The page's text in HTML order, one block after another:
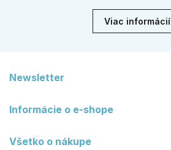
Viac informácií
Newsletter
Informácie o e-shope
Všetko o nákupe